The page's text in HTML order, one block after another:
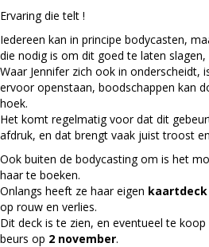
Ervaring die telt !
Iedereen kan in principe bodycasten,
die nodig is om dit goed te laten
Waar Jennifer zich ook in onderscheidt,
ervoor openstaan, boodschappen kan
hoek.
Het komt regelmatig voor dat dit
afdruk, en dat brengt vaak juist troost
Ook buiten de bodycasting om is het
haar te boeken.
Onlangs heeft ze haar eigen kaartdeck
op rouw en verlies.
Dit deck is te zien, en eventueel te
beurs op 2 november.